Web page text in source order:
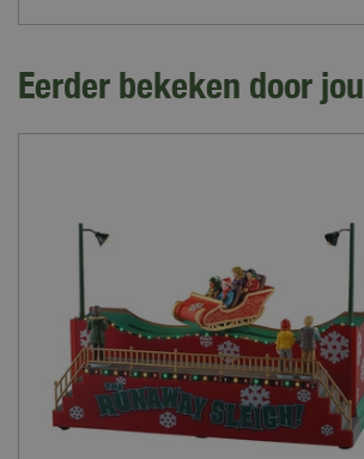
Eerder bekeken door jou